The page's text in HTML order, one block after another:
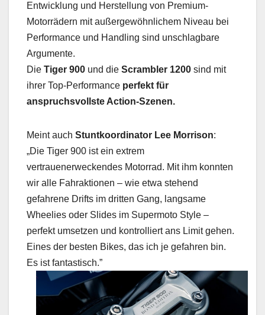
Entwicklung und Herstellung von Premium-
Motorrädern mit außergewöhnlichem Niveau bei
Performance und Handling sind unschlagbare
Argumente.
Die Tiger 900 und die Scrambler 1200 sind mit
ihrer Top-Performance perfekt für
anspruchsvollste Action-Szenen.
Meint auch Stuntkoordinator Lee Morrison:
„Die Tiger 900 ist ein extrem
vertrauenerweckendes Motorrad. Mit ihm konnten
wir alle Fahraktionen – wie etwa stehend
gefahrene Drifts im dritten Gang, langsame
Wheelies oder Slides im Supermoto Style –
perfekt umsetzen und kontrolliert ans Limit gehen.
Eines der besten Bikes, das ich je gefahren bin.
Es ist fantastisch.”